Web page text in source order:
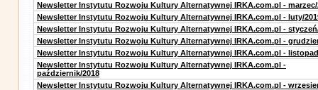
Newsletter Instytutu Rozwoju Kultury Alternatywnej IRKA.com.pl - marzec/
Newsletter Instytutu Rozwoju Kultury Alternatywnej IRKA.com.pl - luty/
Newsletter Instytutu Rozwoju Kultury Alternatywnej IRKA.com.pl -
Newsletter Instytutu Rozwoju Kultury Alternatywnej IRKA.com.pl -
Newsletter Instytutu Rozwoju Kultury Alternatywnej IRKA.com.pl -
Newsletter Instytutu Rozwoju Kultury Alternatywnej IRKA.com.pl -
październik/2018
Newsletter Instytutu Rozwoju Kultury Alternatywnej IRKA.com.pl -